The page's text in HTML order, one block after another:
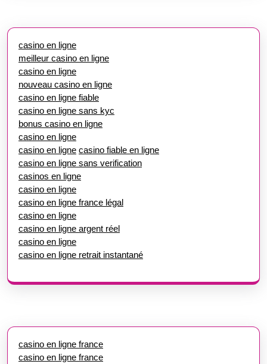
casino en ligne
meilleur casino en ligne
casino en ligne
nouveau casino en ligne
casino en ligne fiable
casino en ligne sans kyc
bonus casino en ligne
casino en ligne
casino en ligne casino fiable en ligne
casino en ligne sans verification
casinos en ligne
casino en ligne
casino en ligne france légal
casino en ligne
casino en ligne argent réel
casino en ligne
casino en ligne retrait instantané
casino en ligne france
casino en ligne france